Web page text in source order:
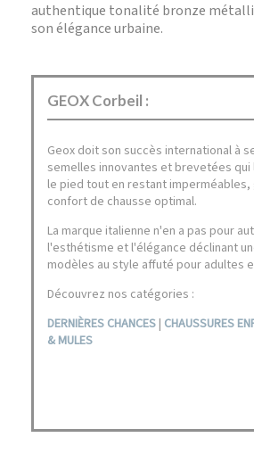
authentique tonalité bronze
son élégance urbaine.
GEOX Corbeil :
Geox doit son succès international à
semelles innovantes et brevetées
le pied tout en restant imperméables,
confort de chausse optimal.
La marque italienne n'en a pas pour
l'esthétisme et l'élégance déclinant
modèles au style affuté pour adultes
Découvrez nos catégories :
DERNIÈRES CHANCES | CHAUSSURES
& MULES